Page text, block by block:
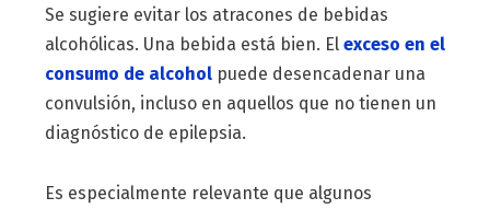
Se sugiere evitar los atracones de bebidas
alcohólicas. Una bebida está bien. El exceso en el
consumo de alcoholpuede desencadenar una
convulsión, incluso en aquellos que no tienen un
diagnóstico de epilepsia.
Es especialmente relevante que algunos